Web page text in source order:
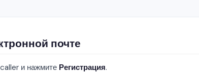
почте
и нажмите Регистрация.